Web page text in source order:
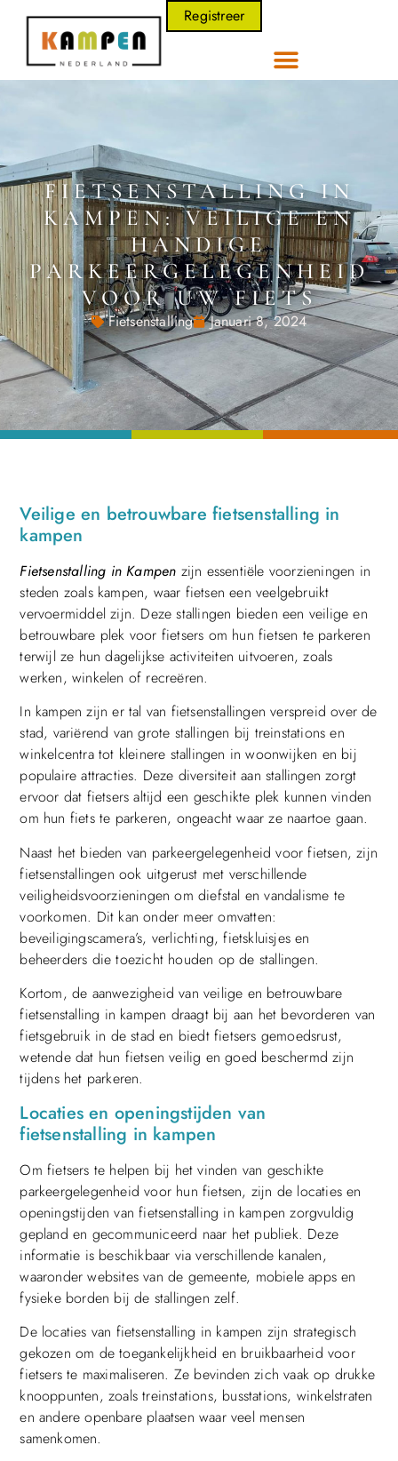
Registreer
FIETSENSTALLING IN
KAMPEN: VEILIGE EN
HANDIGE
PARKEERGELEGENHEID
VOOR UW FIETS
Fietsenstalling Januari 8, 2024
Veilige en betrouwbare fietsenstalling in
kampen
Fietsenstalling in Kampen zijn essentiële voorzieningen in
steden zoals kampen, waar fietsen een veelgebruikt
vervoermiddel zijn. Deze stallingen bieden een veilige en
betrouwbare plek voor fietsers om hun fietsen te parkeren
terwijl ze hun dagelijkse activiteiten uitvoeren, zoals
werken, winkelen of recreëren.
In kampen zijn er tal van fietsenstallingen verspreid over de
stad, variërend van grote stallingen bij treinstations en
winkelcentra tot kleinere stallingen in woonwijken en bij
populaire attracties. Deze diversiteit aan stallingen zorgt
ervoor dat fietsers altijd een geschikte plek kunnen vinden
om hun fiets te parkeren, ongeacht waar ze naartoe gaan.
Naast het bieden van parkeergelegenheid voor fietsen, zijn
fietsenstallingen ook uitgerust met verschillende
veiligheidsvoorzieningen om diefstal en vandalisme te
voorkomen. Dit kan onder meer omvatten:
beveiligingscamera’s, verlichting, fietskluisjes en
beheerders die toezicht houden op de stallingen.
Kortom, de aanwezigheid van veilige en betrouwbare
fietsenstalling in kampen draagt bij aan het bevorderen van
fietsgebruik in de stad en biedt fietsers gemoedsrust,
wetende dat hun fietsen veilig en goed beschermd zijn
tijdens het parkeren.
Locaties en openingstijden van
fietsenstalling in kampen
Om fietsers te helpen bij het vinden van geschikte
parkeergelegenheid voor hun fietsen, zijn de locaties en
openingstijden van fietsenstalling in kampen zorgvuldig
gepland en gecommuniceerd naar het publiek. Deze
informatie is beschikbaar via verschillende kanalen,
waaronder websites van de gemeente, mobiele apps en
fysieke borden bij de stallingen zelf.
De locaties van fietsenstalling in kampen zijn strategisch
gekozen om de toegankelijkheid en bruikbaarheid voor
fietsers te maximaliseren. Ze bevinden zich vaak op drukke
knooppunten, zoals treinstations, busstations, winkelstraten
en andere openbare plaatsen waar veel mensen
samenkomen.